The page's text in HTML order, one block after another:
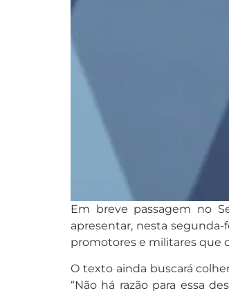
Em breve passagem no
apresentar, nesta segunda-
promotores e militares que
O texto ainda buscará
“Não há razão para essa